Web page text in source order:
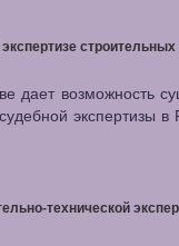
строительных
дает возможность
экспертизы в
технической